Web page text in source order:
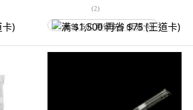
(2)
满 $1,500 再省 $75 (王道卡)